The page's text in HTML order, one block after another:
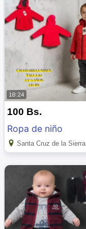
18:24
100 Bs.
Ropa de niño
Santa Cruz de la Sierra